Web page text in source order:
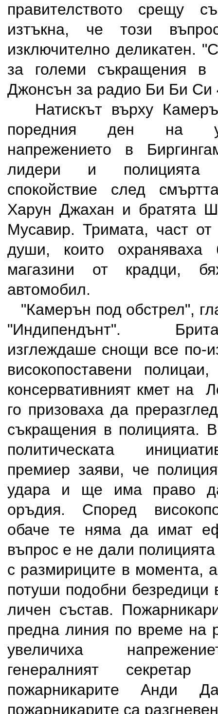
правителството срещу
изтъкна, че този
изключително деликатен.
за големи съкращения в
Джонсън за радио Би Би Си
Натискът върху
поредния ден на
напрежението в
лидери и полицията
спокойствие след
Харун Джахан и братята
Мусавир. Тримата, част
души, които охраняваха
магазини от крадци,
автомобил.
"Камерън под обстрел",
"Индипендънт".
изглеждаше снощи все по-
високопоставени
консервативният кмет на
го призоваха да
съкращения в полицията.
политическата
премиер заяви, че
удара и ще има право
оръдия. Според
обаче те няма да имат
въпрос е не дали
с размириците в момента,
потуши подобни
личен състав.
предна линия по време на
увеличиха
генералният
пожарникарите Анди
пожарникарите са